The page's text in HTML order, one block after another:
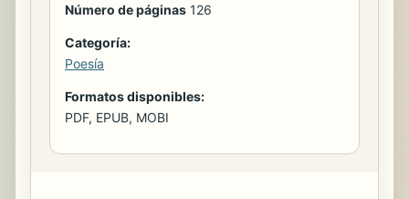
Número de páginas 126
Categoría:
Poesía
Formatos disponibles:
PDF, EPUB, MOBI